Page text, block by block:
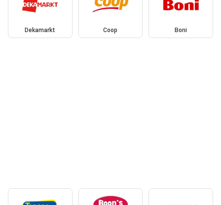
Dekamarkt Coop Boni